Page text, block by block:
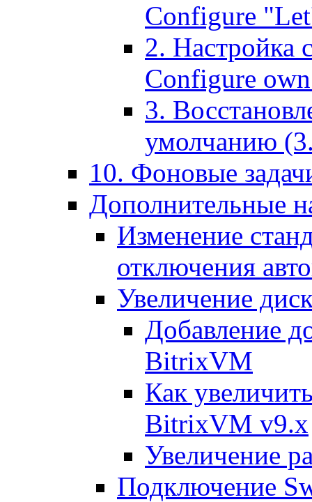
Configure
2. Настройка
Configure
3.
умолчанию
10. Фоновые
Дополнительные
Изменение
отключения
Увеличение
Добавление
BitrixVM
Как
BitrixVM v9.x
Увеличение
Подключение